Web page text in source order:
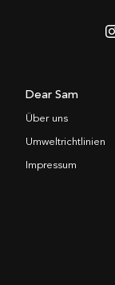
Dear Sam
Über uns
Umweltrichtlinien
Impressum